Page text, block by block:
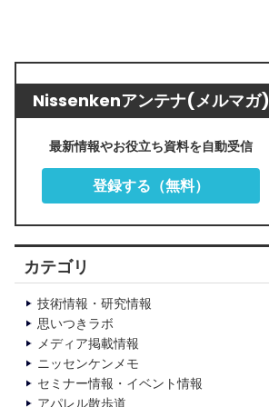
Nissenkenアンテナ(メルマガ)
最新情報やお役立ち資料を自動受信
登録する（無料）
カテゴリ
技術情報・研究情報
思いつきラボ
メディア掲載情報
ニッセンケンメモ
セミナー情報・イベント情報
アパレル散歩道